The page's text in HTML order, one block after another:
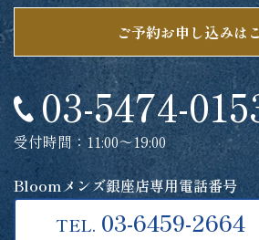
ご予約お申し込みは
03-5474-
受付時間：11:00～19:00
Bloomメンズ銀座店専用電話番号
TEL. 03-6459-2664